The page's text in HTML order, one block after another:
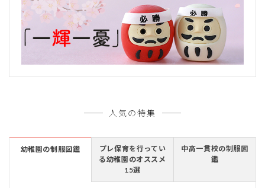
人気の特集
幼稚園の制服図鑑
プレ保育を行ってい
る幼稚園のオススメ
15選
中高一貫校の制服図
鑑